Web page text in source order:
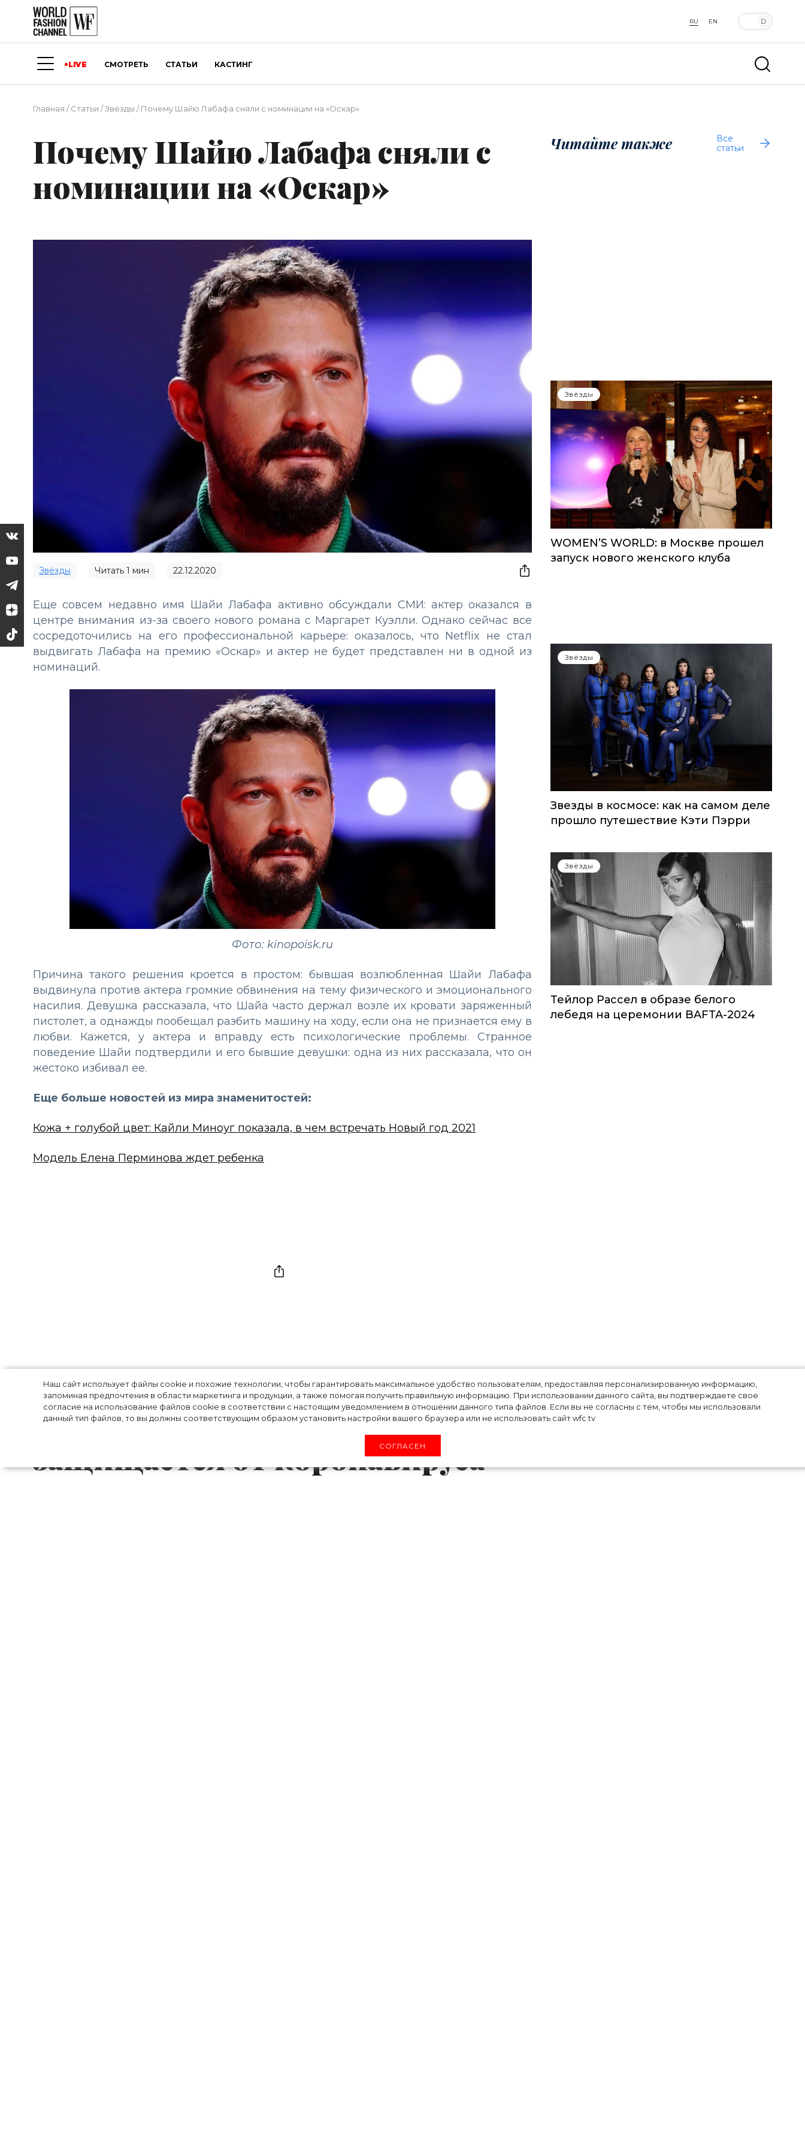
Наш сайт использует файлы cookie и похожие технологии, чтобы гарантировать максимальное удобство пользователям, предоставляя персонализированную информацию,
запоминая предпочтения в области маркетинга и продукции, а также помогая получить правильную информацию. При использовании данного сайта, вы подтверждаете свое
согласие на использование файлов cookie в соответствии с настоящим уведомлением в отношении данного типа файлов. Если вы не согласны с тем, чтобы мы использовали
данный тип файлов, то вы должны соответствующим образом установить настройки вашего браузера или не использовать сайт wfc.tv
СОГЛАСЕН
RU EN
LIVE СМОТРЕТЬ СТАТЬИ КАСТИНГ
Главная /Статьи /Звёзды /Почему Шайю Лабафа сняли с номинации на «Оскар»
Почему Шайю Лабафа сняли с
номинации на «Оскар»
Звёзды Читать 1 мин 22.12.2020
Еще совсем недавно имя Шайи Лабафа активно обсуждали СМИ: актер оказался в
центре внимания из-за своего нового романа с Маргарет Куэлли. Однако сейчас все
сосредоточились на его профессиональной карьере: оказалось, что Netflix не стал
выдвигать Лабафа на премию «Оскар» и актер не будет представлен ни в одной из
номинаций.
Фото: kinopoisk.ru
Причина такого решения кроется в простом: бывшая возлюбленная Шайи Лабафа
выдвинула против актера громкие обвинения на тему физического и эмоционального
насилия. Девушка рассказала, что Шайа часто держал возле их кровати заряженный
пистолет, а однажды пообещал разбить машину на ходу, если она не признается ему в
любви. Кажется, у актера и вправду есть психологические проблемы. Странное
поведение Шайи подтвердили и его бывшие девушки: одна из них рассказала, что он
жестоко избивал ее.
Еще больше новостей из мира знаменитостей:
Кожа + голубой цвет: Кайли Миноуг показала, в чем встречать Новый год 2021
Модель Елена Перминова ждет ребенка
Читайте также
Все
статьи
Звёзды
WOMEN’S WORLD: в Москве прошел
запуск нового женского клуба
Звёзды
Звезды в космосе: как на самом деле
прошло путешествие Кэти Пэрри
Звёзды
Тейлор Рассел в образе белого
лебедя на церемонии BAFTA-2024
Наоми Кэмпбелл рассказала,
почему ест один раз в день и как
защищается от коронавируса